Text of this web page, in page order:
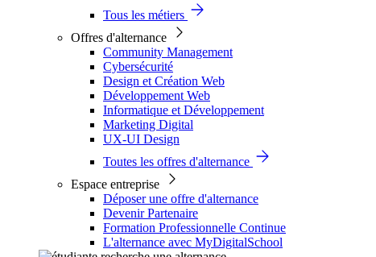
Tous les métiers
Offres d'alternance
Community Management
Cybersécurité
Design et Création Web
Développement Web
Informatique et Développement
Marketing Digital
UX-UI Design
Toutes les offres d'alternance
Espace entreprise
Déposer une offre d'alternance
Devenir Partenaire
Formation Professionnelle Continue
L'alternance avec MyDigitalSchool